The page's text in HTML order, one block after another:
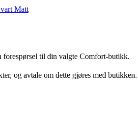
Matt
forespørsel til din valgte Comfort-butikk.
og avtale om dette gjøres med butikken.